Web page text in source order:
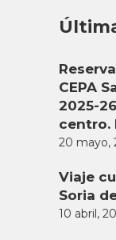
CEPA
2025-
centro.
20 mayo,
Viaje
Soria
10 abril,